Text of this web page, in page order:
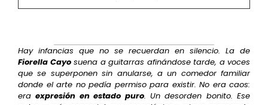
Hay infancias que no se recuerdan en silencio. La de
Fiorella Cayosuena a guitarras afinándose tarde, a voces
que se superponen sin anularse, a un comedor familiar
donde el arte no pedía permiso para existir. No era caos:
eraexpresión en estado puro. Un desorden bonito. Ese